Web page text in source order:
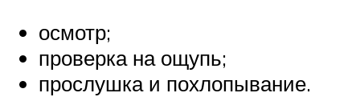
осмотр;
проверка на ощупь;
прослушка и похлопывание.